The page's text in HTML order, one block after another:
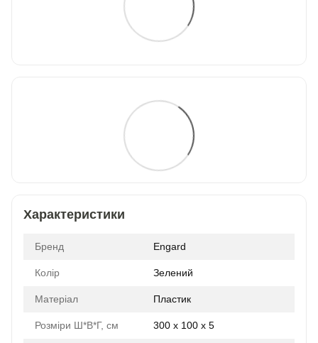
Характеристики
Бренд Engard
Колір Зелений
Матеріал Пластик
Розміри Ш*В*Г, см 300 x 100 x 5